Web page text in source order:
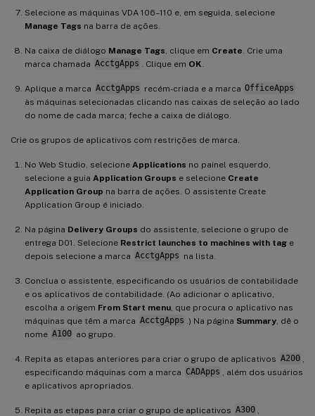
Selecione as máquinas VDA 106–110 e, em seguida, selecione
Manage Tags na barra de ações.
Na caixa de diálogo Manage Tags , clique em Create . Crie uma
marca chamada AcctgApps . Clique em OK
Aplique a marca AcctgApps recém-criada e a marca OfficeApps
às máquinas selecionadas clicando nas caixas de seleção ao lado
do nome de cada marca; feche a caixa de diálogo.
Crie os grupos de aplicativos com restrições de marca.
No Web Studio, selecione Applications no painel esquerdo,
selecione a guia Application Groups e selecione Create
Application Group na barra de ações. O assistente Create
Application Group é iniciado.
Na página Delivery Groups do assistente, selecione o grupo de
entrega D01. Selecione Restrict launches to machines with tag e
depois selecione a marca AcctgApps na lista.
Conclua o assistente, especificando os usuários de contabilidade
e os aplicativos de contabilidade. (Ao adicionar o aplicativo,
escolha a origem From Start menu , que procura o aplicativo nas
máquinas que têm a marca AcctgApps .) Na página Summary, dê o
nome A100 ao grupo.
Repita as etapas anteriores para criar o grupo de aplicativos A200
especificando máquinas com a marca CADApps
, além dos usuários
e aplicativos apropriados.
Repita as etapas para criar o grupo de aplicativos A300